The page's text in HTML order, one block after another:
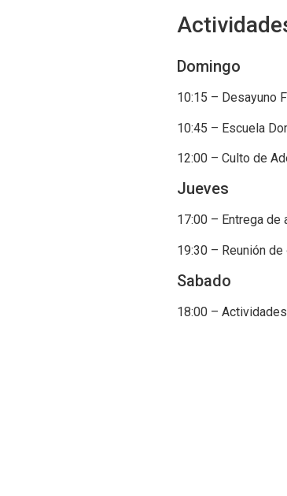
Domingo
10:15 – Desayuno
10:45 – Escuela
12:00 – Culto de
Jueves
17:00 – Entrega de
19:30 – Reunión de
Sabado
18:00 –